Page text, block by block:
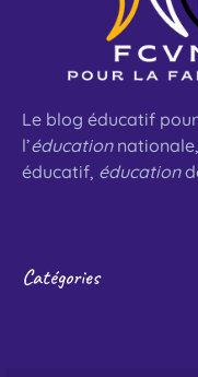
Le blog éducatif
l’éducationnationale,
éducatif, éducation
Catégories